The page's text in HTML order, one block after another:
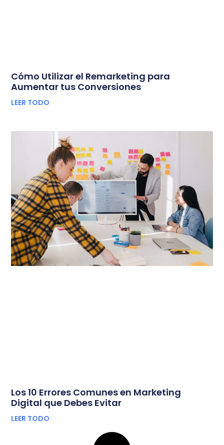
Cómo Utilizar el Remarketing para
Aumentar tus Conversiones
LEER TODO
Los 10 Errores Comunes en Marketing
Digital que Debes Evitar
LEER TODO